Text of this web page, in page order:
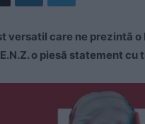
versatil care ne prezintă
o piesă statement cu